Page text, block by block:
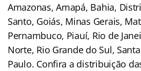
Amazonas, Amapá, Bahia,
Santo, Goiás, Minas Gerais,
Pernambuco, Piauí, Rio de
Norte, Rio Grande do Sul,
Paulo. Confira a distribuição